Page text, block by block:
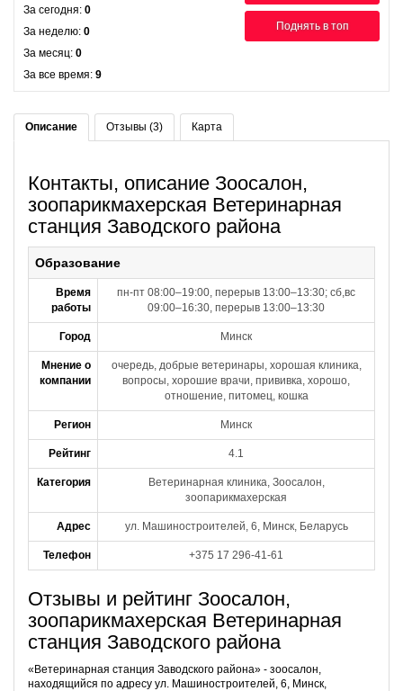
Поднять в топ
За сегодня: 0
За неделю: 0
За месяц: 0
За все время: 9
Описание Отзывы (3) Карта
Контакты, описание Зоосалон,
зоопарикмахерская Ветеринарная
станция Заводского района
Образование
Время
работы
пн-пт 08:00–19:00, перерыв 13:00–13:30; сб,вс
09:00–16:30, перерыв 13:00–13:30
Город Минск
Мнение о
компании
очередь, добрые ветеринары, хорошая клиника,
вопросы, хорошие врачи, прививка, хорошо,
отношение, питомец, кошка
Регион Минск
Рейтинг 4.1
Категория
Ветеринарная клиника, Зоосалон,
зоопарикмахерская
Адрес ул. Машиностроителей, 6, Минск, Беларусь
Телефон +375 17 296-41-61
Отзывы и рейтинг Зоосалон,
зоопарикмахерская Ветеринарная
станция Заводского района
«Ветеринарная станция Заводского района» - зоосалон,
находящийся по адресу ул. Машиностроителей, 6, Минск,